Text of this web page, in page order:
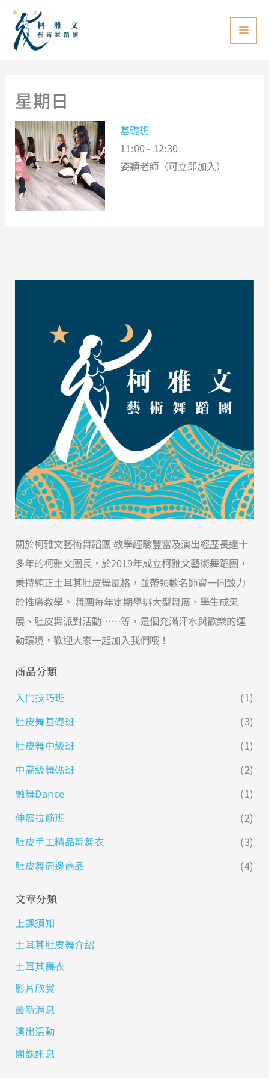
星期日
基礎班
11:00- 12:30
姿穎老師（可立即加入）
關於柯雅文藝術舞蹈團 教學經驗豐富及演出經歷長達十
多年的柯雅文團長，於2019年成立柯雅文藝術舞蹈團，
秉持純正土耳其肚皮舞風格，並帶領數名師資一同致力
於推廣教學。 舞團每年定期舉辦大型舞展、學生成果
展、肚皮舞派對活動……等，是個充滿汗水與歡樂的運
動環境，歡迎大家一起加入我們哦！
商品分類
入門技巧班
(1)
肚皮舞基礎班
(3)
肚皮舞中級班
(1)
中高級舞碼班
(2)
融舞Dance
(1)
伸展拉筋班
(2)
肚皮手工精品舞舞衣
(3)
肚皮舞周邊商品
(4)
文章分類
上課須知
土耳其肚皮舞介紹
土耳其舞衣
影片欣賞
最新消息
演出活動
開課訊息